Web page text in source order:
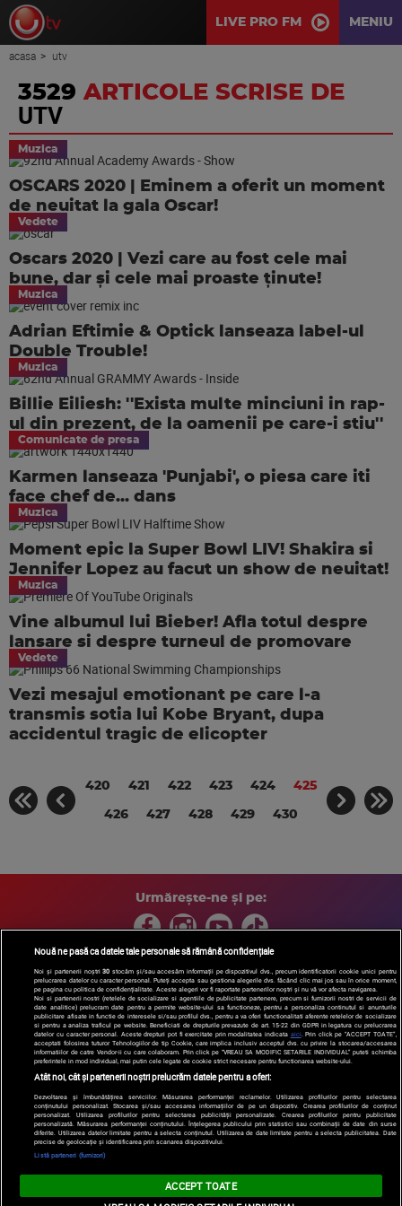
LIVE PRO FM MENIU
acasa utv
3529 ARTICOLE SCRISE DE
UTV
Muzica
OSCARS 2020 | Eminem a oferit un moment
de neuitat la gala Oscar!
Vedete
Oscars 2020 | Vezi care au fost cele mai
bune, dar și cele mai proaste ținute!
Muzica
Adrian Eftimie & Optick lanseaza label-ul
Double Trouble!
Muzica
Billie Eiliesh: ''Exista multe minciuni in rap-
ul din prezent, de la oamenii pe care-i stiu''
Comunicate de presa
Karmen lanseaza 'Punjabi', o piesa care iti
face chef de... dans
Muzica
Moment epic la Super Bowl LIV! Shakira si
Jennifer Lopez au facut un show de neuitat!
Muzica
Vine albumul lui Bieber! Afla totul despre
lansare si despre turneul de promovare
Vedete
Vezi mesajul emotionant pe care l-a
transmis sotia lui Kobe Bryant, dupa
accidentul tragic de elicopter
420 421 422 423 424 425
426 427 428 429 430
Urmărește-ne și pe:
Copyright © 2026 / DIGI ROMANIA S.A.
Arhiva
Comunicate de presă Politica de confidentialitate
Termeni
si conditii
Gestionați preferințele| Contact/Info Codul etic
Nouă ne pasă ca datele tale personale să rămână confidențiale
Noi și partenerii noștri30 stocăm și/sau accesăm informații pe dispozitivul dvs., precum identificatorii cookie unici pentru
prelucrarea datelor cu caracter personal. Puteți accepta sau gestiona alegerile dvs. făcând clic mai jos sau în orice moment,
pe pagina cu politica de confidențialitate. Aceste alegeri vor fi raportate partenerilor noștri și nu vă vor afecta navigarea.
Noi si partenerii nostri (retelele de socializare si agentiile de publicitate partenere, precum si furnizorii nostri de servicii de
date analitice) prelucram date pentru a permite website-ului sa functioneze, pentru a personaliza continutul si anunturile
publicitare afisate in functie de interesele si/sau profilul dvs., pentru a va oferi functionalitati aferente retelelor de socializare
si pentru a analiza traficul pe website. Beneficiati de drepturile prevazute de art. 15-22 din GDPR in legatura cu prelucrarea
datelor cu caracter personal. Aceste drepturi pot fi exercitate prin modalitatea indicata aici. Prin click pe “ACCEPT TOATE”,
acceptati folosirea tuturor Tehnologiilor de tip Cookie, care implica inclusiv acceptul dvs. cu privire la stocarea/accesarea
informatiilor de catre Vendor-ii cu care colaboram. Prin click pe “VREAU SA MODIFIC SETARILE INDIVIDUAL” puteti schimba
preferintele in mod individual, mai putin cele legate de cookie strict necesare pentru functionarea website-ului.
Atât noi, cât și partenerii noștri prelucrăm datele pentru a oferi:
Dezvoltarea și îmbunătățirea serviciilor. Măsurarea performanței reclamelor. Utilizarea profilurilor pentru selectarea
conținutului personalizat. Stocarea și/sau accesarea informațiilor de pe un dispozitiv. Crearea profilurilor de conținut
personalizat. Utilizarea profilurilor pentru selectarea publicității personalizate. Crearea profilurilor pentru publicitate
personalizată. Măsurarea performanței conținutului. Înțelegerea publicului prin statistici sau combinații de date din surse
diferite. Utilizarea datelor limitate pentru a selecta conținutul. Utilizarea de date limitate pentru a selecta publicitatea. Date
precise de geolocație și identificarea prin scanarea dispozitivului.
Listă parteneri (furnizori)
ACCEPT TOATE